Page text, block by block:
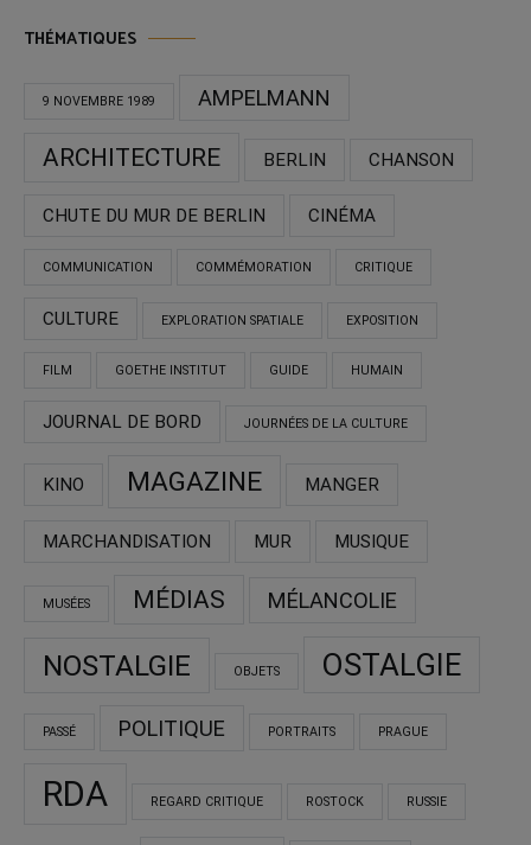
THÉMATIQUES
9 NOVEMBRE 1989 AMPELMANN
ARCHITECTURE BERLIN CHANSON
CHUTE DU MUR DE BERLIN CINÉMA
COMMUNICATION COMMÉMORATION CRITIQUE
CULTURE EXPLORATION SPATIALE EXPOSITION
FILM GOETHE INSTITUT GUIDE HUMAIN
JOURNAL DE BORD JOURNÉES DE LA CULTURE
KINO MAGAZINE MANGER
MARCHANDISATION MUR MUSIQUE
MUSÉES MÉDIAS MÉLANCOLIE
NOSTALGIE OBJETS OSTALGIE
PASSÉ POLITIQUE PORTRAITS PRAGUE
RDA REGARD CRITIQUE ROSTOCK RUSSIE